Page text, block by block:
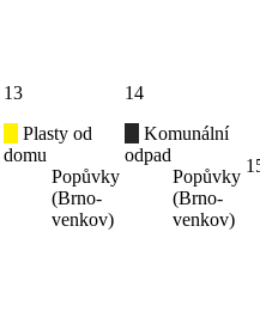
13
Plasty od
domu
Popůvky
(Brno-
venkov)
14
Komunální
odpad
Popůvky
(Brno-
venkov)